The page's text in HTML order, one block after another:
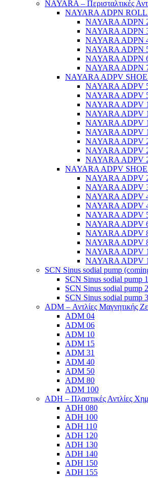
NAYARA – Περισταλτικές
NAYARA ADPN
NAYARA ADPN
NAYARA ADPN
NAYARA ADPN
NAYARA ADPN
NAYARA ADPN
NAYARA ADPN
NAYARA ADPV
NAYARA ADPV
NAYARA ADPV
NAYARA ADPV
NAYARA ADPV
NAYARA ADPV
NAYARA ADPV
NAYARA ADPV
NAYARA ADPV
NAYARA ADPV
NAYARA ADPV
NAYARA ADPV
NAYARA ADPV
NAYARA ADPV
NAYARA ADPV
NAYARA ADPV
NAYARA ADPV
NAYARA ADPV
NAYARA ADPV
NAYARA ADPV
NAYARA ADPV
SCN Sinus sodial pump
SCN Sinus sodial pump 1
SCN Sinus sodial pump 2
SCN Sinus sodial pump 3
ADM – Αντλίες Μαγνητικής
ADM 04
ADM 06
ADM 10
ADM 15
ADM 31
ADM 40
ADM 50
ADM 80
ADM 100
ADH – Πλαστικές Αντλίες
ADH 080
ADH 100
ADH 110
ADH 120
ADH 130
ADH 140
ADH 150
ADH 155